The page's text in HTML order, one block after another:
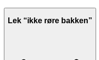
Lek “ikke røre bakken”